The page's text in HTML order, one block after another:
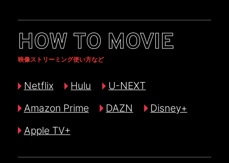
HOW TO MOVIE
映像ストリーミング使い方など
Netflix Hulu
U-NEXT
Amazon Prime
DAZN
Disney+
Apple TV+